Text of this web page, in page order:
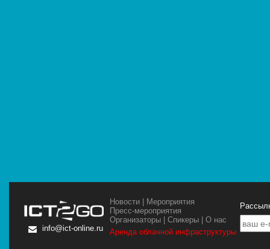
info@ict-online.ru
Новости
Мероприятия
Пресс-мероприятия
Организаторы |Спикеры |О нас
Аренда облачной инфраструктуры